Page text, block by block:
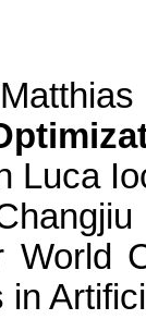
Luca
World
in